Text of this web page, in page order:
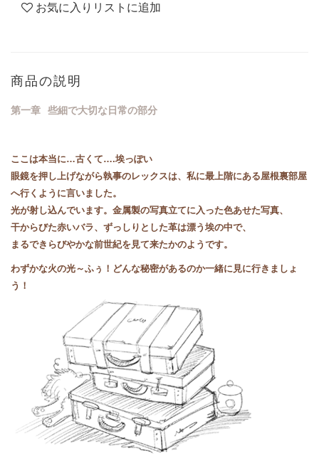
お気に入りリストに追加
商品の説明
第一章 些細 で大切 な 日常の部分
ここは本当に…古くて….埃っぽい
眼鏡を押し上げながら執事のレックスは、私に最上階にある屋根裏部屋
へ行くように言いました。
光が射し込んでいます。金属製の写真立てに入った色あせた写真、
干からびた赤いバラ、ずっしりとした革は漂う埃の中で、
まるできらびやかな前世紀を見て来たかのようです。
わずかな火の光～ふぅ！どんな秘密があるのか一緒に見に行きましょ
う！